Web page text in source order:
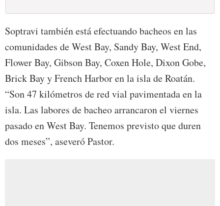
Soptravi también está efectuando bacheos en las
comunidades de West Bay, Sandy Bay, West End,
Flower Bay, Gibson Bay, Coxen Hole, Dixon Gobe,
Brick Bay y French Harbor en la isla de Roatán.
“Son 47 kilómetros de red vial pavimentada en la
isla. Las labores de bacheo arrancaron el viernes
pasado en West Bay. Tenemos previsto que duren
dos meses”, aseveró Pastor.